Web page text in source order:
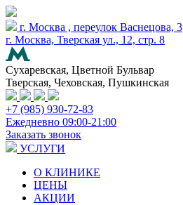
г. Москва , переулок Васнецова, 3
г. Москва, Тверская ул., 12, стр. 8
Сухаревская, Цветной Бульвар
Тверская, Чеховская, Пушкинская
+7 (985) 930-72-83
Ежедневно 09:00-21:00
Заказать звонок
УСЛУГИ
О КЛИНИКЕ
ЦЕНЫ
АКЦИИ